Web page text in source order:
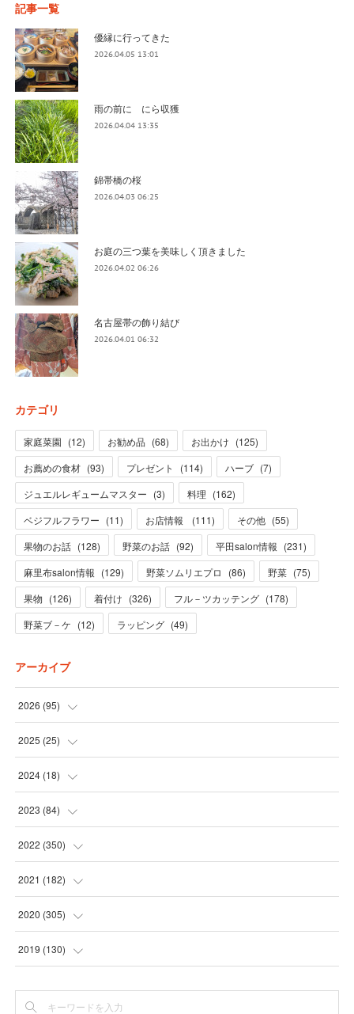
記事一覧
優縁に行ってきた
2026.04.05 13:01
雨の前に にら収獲
2026.04.04 13:35
錦帯橋の桜
2026.04.03 06:25
お庭の三つ葉を美味しく頂きました
2026.04.02 06:26
名古屋帯の飾り結び
2026.04.01 06:32
カテゴリ
家庭菜園 (12) お勧め品 (68) お出かけ (125)
お薦めの食材 (93) プレゼント (114) ハーブ (7)
ジュエルレギュームマスター (3) 料理 (162)
ベジフルフラワー (11) お店情報 (111) その他 (55)
果物のお話 (128) 野菜のお話 (92) 平田salon情報 (231)
麻里布salon情報 (129) 野菜ソムリエプロ (86) 野菜 (75)
果物 (126) 着付け (326) フル－ツカッテング (178)
野菜ブ－ケ (12) ラッピング (49)
アーカイブ
2026 (95)
(5
(31 )
(28
(31
2025 (25)
(3
(19 )
(1)
(1)
2024(18)
(1
(12
(2)
(1)
2023 (84)
(1)
(24
(24
(1)
(1)
2022 (350)
(16
(30
(31
(31)
2021 (182)
(25
(17
2020 (305)
(31
2019 (130)